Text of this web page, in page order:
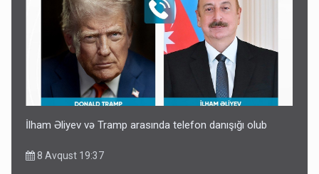
İlham Əliyev və Tramp arasında telefon danışığı olub
8 Avqust 19:37